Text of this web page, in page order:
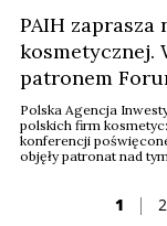
PAIH
kosmetycznej.
patronem
Polska Agencja
polskich firm
konferencji
objęły patronat nad
1 2